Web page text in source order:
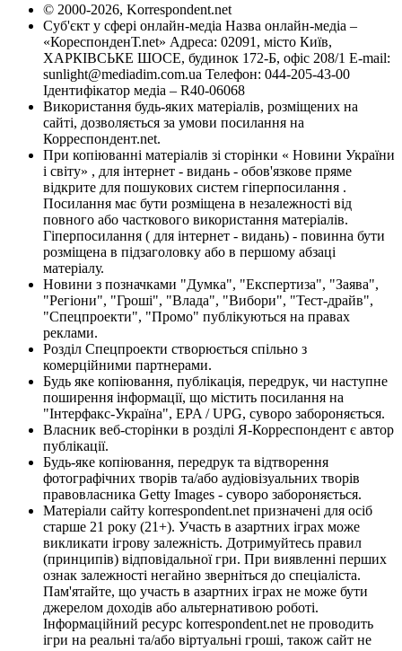
© 2000-2026, Korrespondent.net
Суб'єкт у сфері онлайн-медіа Назва онлайн-медіа –
«КореспонденТ.net» Адреса: 02091, місто Київ,
ХАРКІВСЬКЕ ШОСЕ, будинок 172-Б, офіс 208/1 E-mail:
sunlight@mediadim.com.ua Телефон: 044-205-43-00
Ідентифікатор медіа – R40-06068
Використання будь-яких матеріалів, розміщених на
сайті, дозволяється за умови посилання на
Корреспондент.net.
При копіюванні матеріалів зі сторінки « Новини України
і світу» , для інтернет - видань - обов'язкове пряме
відкрите для пошукових систем гіперпосилання .
Посилання має бути розміщена в незалежності від
повного або часткового використання матеріалів.
Гіперпосилання ( для інтернет - видань) - повинна бути
розміщена в підзаголовку або в першому абзаці
матеріалу.
Новини з позначками "Думка", "Експертиза", "Заява",
"Регіони", "Гроші", "Влада", "Вибори", "Тест-драйв",
"Спецпроекти", "Промо" публікуються на правах
реклами.
Розділ Спецпроекти створюється спільно з
комерційними партнерами.
Будь яке копіювання, публікація, передрук, чи наступне
поширення інформації, що містить посилання на
"Інтерфакс-Україна", EPA / UPG, суворо забороняється.
Власник веб-сторінки в розділі Я-Корреспондент є автор
публікації.
Будь-яке копіювання, передрук та відтворення
фотографічних творів та/або аудіовізуальних творів
правовласника Getty Images - суворо забороняється.
Матеріали сайту korrespondent.net призначені для осіб
старше 21 року (21+). Участь в азартних іграх може
викликати ігрову залежність. Дотримуйтесь правил
(принципів) відповідальної гри. При виявленні перших
ознак залежності негайно зверніться до спеціаліста.
Пам'ятайте, що участь в азартних іграх не може бути
джерелом доходів або альтернативою роботі.
Інформаційний ресурс korrespondent.net не проводить
ігри на реальні та/або віртуальні гроші, також сайт не